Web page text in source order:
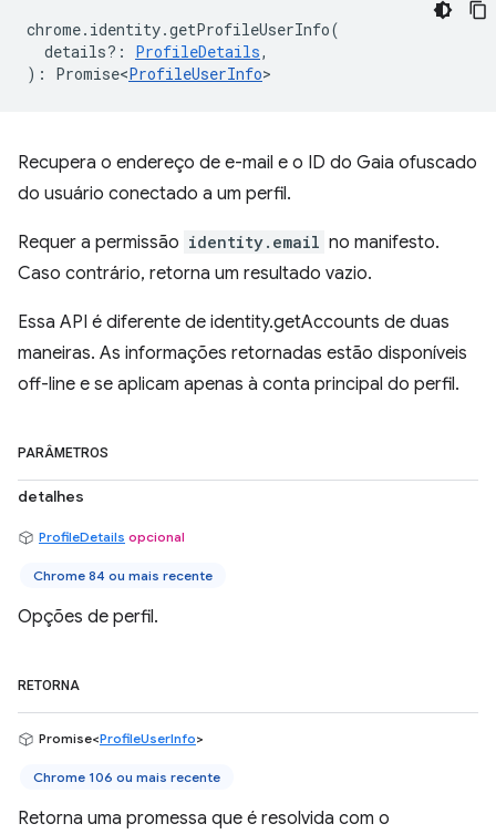
chrome. identity.getProfileUserInfo(
details? : ProfileDetails,
) : Promise<ProfileUserInfo>
Recupera o endereço de e-mail e o ID do Gaia ofuscado
do usuário conectado a um perfil.
Requer a permissão identity.email no manifesto.
Caso contrário, retorna um resultado vazio.
Essa API é diferente de identity.getAccounts de duas
maneiras. As informações retornadas estão disponíveis
off-line e se aplicam apenas à conta principal do perfil.
PARÂMETROS
detalhes
ProfileDetails opcional
Chrome 84 ou mais recente
Opções de perfil.
RETORNA
Promise<ProfileUserInfo>
Chrome 106 ou mais recente
Retorna uma promessa que é resolvida com o